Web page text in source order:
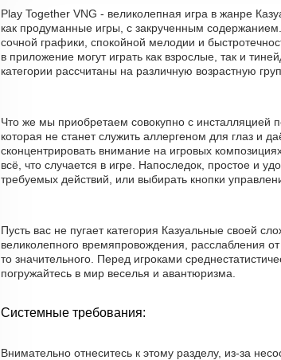
Play Together VNG - великолепная игра в жанре
как продуманные игры, с закрученным
сочной графики, спокойной мелодии и
в приложение могут играть как взрослые, так и
категории рассчитаны на различную возрастную
Что же мы приобретаем совокупно с инсталляцией
которая не станет служить аллергеном для глаз и
сконцентрировать внимание на игровых
всё, что случается в игре. Напоследок, простое и
требуемых действий, или выбирать кнопки
Пусть вас не пугает категория Казуальные своей
великолепного времяпровождения, расслабления
то значительного. Перед игроками
погружайтесь в мир веселья и авантюризма.
Системные требования:
Внимательно отнеситесь к этому разделу, из-за